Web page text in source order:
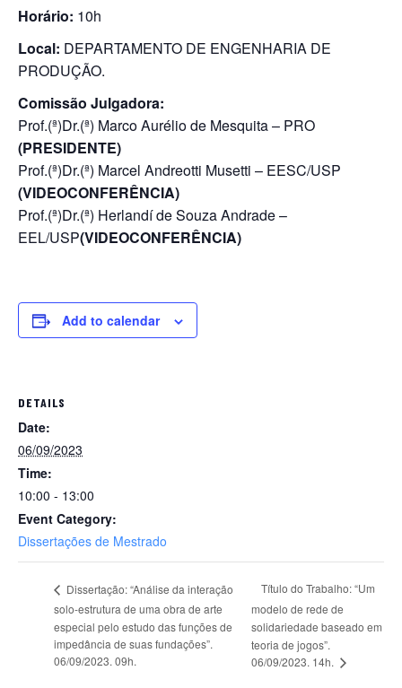
Horário: 10h
Local: DEPARTAMENTO DE ENGENHARIA DE
PRODUÇÃO.
Comissão Julgadora:
Prof.(ª)Dr.(ª) Marco Aurélio de Mesquita – PRO
(PRESIDENTE)
Prof.(ª)Dr.(ª) Marcel Andreotti Musetti – EESC/USP
(VIDEOCONFERÊNCIA)
Prof.(ª)Dr.(ª) Herlandí de Souza Andrade –
EEL/USP(VIDEOCONFERÊNCIA)
Add to calendar
DETAILS
Date:
06/09/2023
Time:
10:00 - 13:00
Event Category:
Dissertações de Mestrado
Dissertação: “Análise da interação
solo-estrutura de uma obra de arte
especial pelo estudo das funções de
impedância de suas fundações”.
06/09/2023. 09h.
Título do Trabalho: “Um
modelo de rede de
solidariedade baseado em
teoria de jogos”.
06/09/2023. 14h.